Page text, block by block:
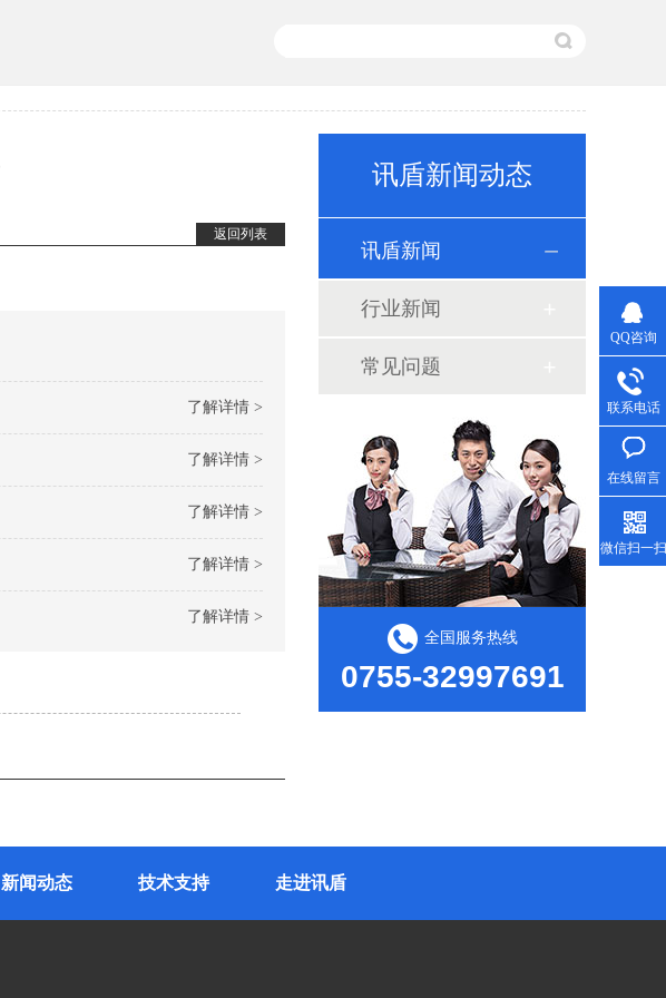
返回列表
了解详情 >
了解详情 >
了解详情 >
了解详情 >
了解详情 >
讯盾新闻动态
讯盾新闻
行业新闻
常见问题
全国服务热线
0755-32997691
新闻动态 技术支持 走进讯盾
QQ咨询
联系电话
在线留言
微信扫一扫